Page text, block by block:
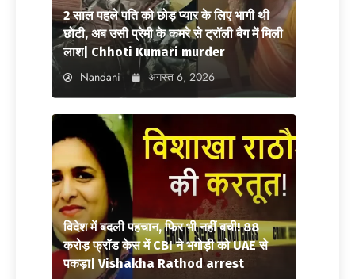
2 साल पहले पति को छोड़ प्यार के लिए भागी थी
छोटी, अब उसी प्रेमी के कमरे से ट्रॉली बैग में मिली
लाश| Chhoti Kumari murder
Nandani अगस्त 6, 2026
विदेश में बदली पहचान, फिर भी नहीं बची! 88
करोड़ फ्रॉड केस में CBI ने भगोड़ी को UAE से
पकड़ा| Vishakha Rathod arrest